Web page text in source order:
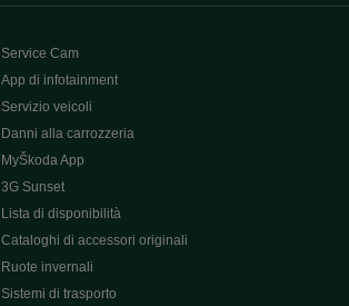
Service Cam
App di infotainment
Servizio veicoli
Danni alla carrozzeria
MyŠkoda App
3G Sunset
Lista di disponibilità
Cataloghi di accessori originali
Ruote invernali
Sistemi di trasporto